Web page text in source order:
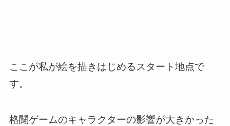
ここが私が絵を描きはじめるスタート地点で
す。
格闘ゲームのキャラクターの影響が大きかった